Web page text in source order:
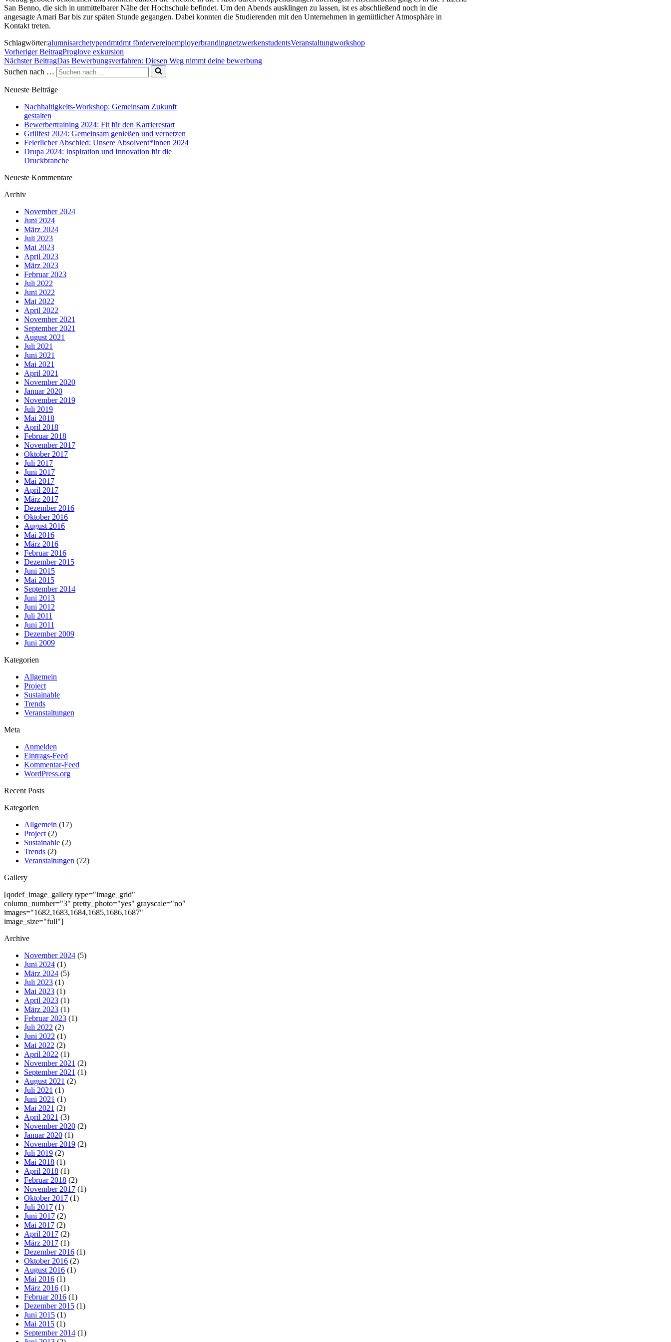
San Benno, die sich in unmittelbarer Nähe der Hochschule befindet. Um den Abends ausklingen zu lassen, ist es abschließend noch in die
angesagte Amari Bar bis zur späten Stunde gegangen. Dabei konnten die Studierenden mit den Unternehmen in gemütlicher Atmosphäre in
Kontakt treten.
Schlagwörter:alumnisarchetypendmtdmt fördervereinemployerbrandingnetzwerkenstudentsVeranstaltungworkshop
Vorheriger BeitragProglove exkursion
Nächster BeitragDas Bewerbungsverfahren: Diesen Weg nimmt deine bewerbung
Suchen nach …
Neueste Beiträge
Nachhaltigkeits-Workshop: Gemeinsam Zukunft
gestalten
Bewerbertraining 2024: Fit für den Karrierestart
Grillfest 2024: Gemeinsam genießen und vernetzen
Feierlicher Abschied: Unsere Absolvent*innen 2024
Drupa 2024: Inspiration und Innovation für die
Druckbranche
Neueste Kommentare
Archiv
November 2024
Juni 2024
März 2024
Juli 2023
Mai 2023
April 2023
März 2023
Februar 2023
Juli 2022
Juni 2022
Mai 2022
April 2022
November 2021
September 2021
August 2021
Juli 2021
Juni 2021
Mai 2021
April 2021
November 2020
Januar 2020
November 2019
Juli 2019
Mai 2018
April 2018
Februar 2018
November 2017
Oktober 2017
Juli 2017
Juni 2017
Mai 2017
April 2017
März 2017
Dezember 2016
Oktober 2016
August 2016
Mai 2016
März 2016
Februar 2016
Dezember 2015
Juni 2015
Mai 2015
September 2014
Juni 2013
Juni 2012
Juli 2011
Juni 2011
Dezember 2009
Juni 2009
Kategorien
Allgemein
Project
Sustainable
Trends
Veranstaltungen
Meta
Anmelden
Eintrags-Feed
Kommentar-Feed
WordPress.org
Recent Posts
Kategorien
Allgemein (17)
Project (2)
Sustainable (2)
Trends (2)
Veranstaltungen (72)
Gallery
[qodef_image_gallery type="image_grid"
column_number="3" pretty_photo="yes" grayscale="no"
images="1682,1683,1684,1685,1686,1687"
image_size="full"]
Archive
November 2024 (5)
Juni 2024 (1)
März 2024 (5)
Juli 2023 (1)
Mai 2023 (1)
April 2023 (1)
März 2023 (1)
Februar 2023 (1)
Juli 2022 (2)
Juni 2022 (1)
Mai 2022 (2)
April 2022 (1)
November 2021 (2)
September 2021 (1)
August 2021 (2)
Juli 2021 (1)
Juni 2021 (1)
Mai 2021 (2)
April 2021 (3)
November 2020 (2)
Januar 2020 (1)
November 2019 (2)
Juli 2019 (2)
Mai 2018 (1)
April 2018 (1)
Februar 2018 (2)
November 2017 (1)
Oktober 2017 (1)
Juli 2017 (1)
Juni 2017 (2)
Mai 2017 (2)
April 2017 (2)
März 2017 (1)
Dezember 2016 (1)
Oktober 2016 (2)
August 2016 (1)
Mai 2016 (1)
März 2016 (1)
Februar 2016 (1)
Dezember 2015 (1)
Juni 2015 (1)
Mai 2015 (1)
September 2014 (1)